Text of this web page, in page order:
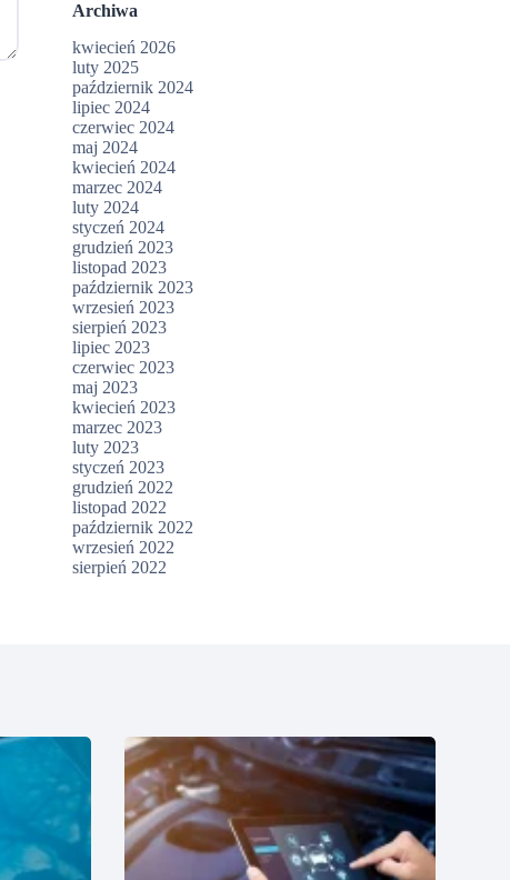
Archiwa
kwiecień 2026
luty 2025
październik 2024
lipiec 2024
czerwiec 2024
maj 2024
kwiecień 2024
marzec 2024
luty 2024
styczeń 2024
grudzień 2023
listopad 2023
październik 2023
wrzesień 2023
sierpień 2023
lipiec 2023
czerwiec 2023
maj 2023
kwiecień 2023
marzec 2023
luty 2023
styczeń 2023
grudzień 2022
listopad 2022
październik 2022
wrzesień 2022
sierpień 2022